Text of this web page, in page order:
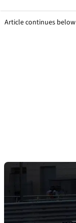
Article continues below